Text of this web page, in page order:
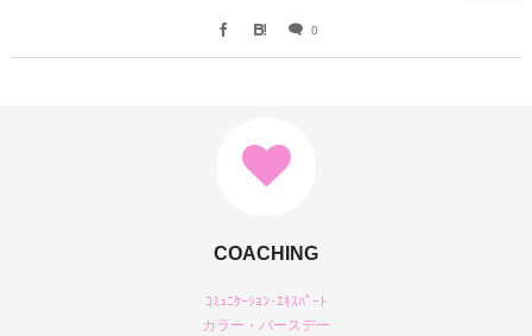
0
COACHING
ｺﾐｭﾆｹｰｼｮﾝ･ｴｷｽﾊﾟｰﾄ
カラー・バースデー